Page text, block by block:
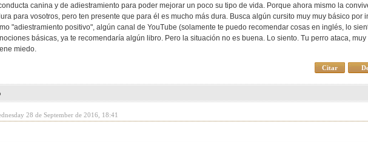
canina y de adiestramiento para poder mejorar un poco su tipo de vida. Porque ahora mismo la
para vosotros, pero ten presente que para él es mucho más dura. Busca algún cursito muy muy básico por
"adiestramiento positivo", algún canal de YouTube (solamente te puedo recomendar cosas en inglés, lo
básicas, ya te recomendaría algún libro. Pero la situación no es buena. Lo siento. Tu perro ataca,
miedo.
Citar
28 de September de 2016, 18:41